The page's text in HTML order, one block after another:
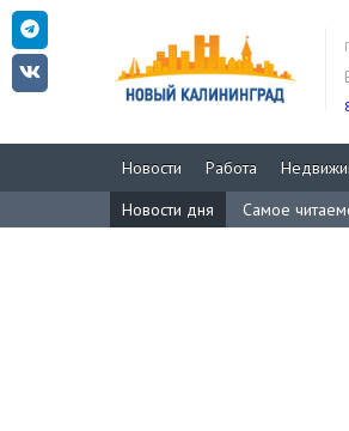
Новости Работа
Новости дня
Самое